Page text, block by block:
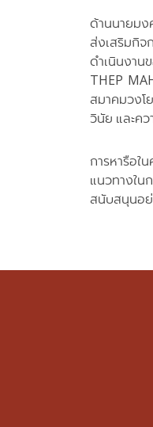
ด้านนายมง
ส่งเสริมกิจ
ดำเนินงา
THEP
สมาคมวงโ
วินัย และค
การหารือ
แนวทางใ
สนับสนุนอย่